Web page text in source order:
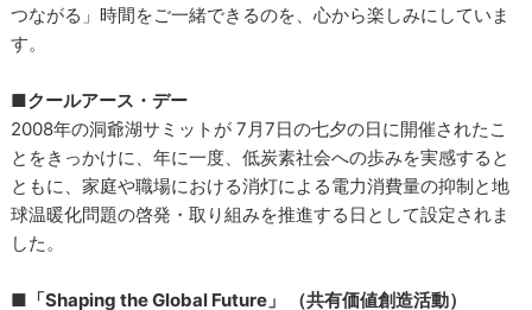
つながる」時間をご一緒できるのを、心から楽しみにしていま
す。
■クールアース・デー
2008年の洞爺湖サミットが 7月7日の七夕の日に開催されたこ
とをきっかけに、年に一度、低炭素社会への歩みを実感すると
ともに、家庭や職場における消灯による電力消費量の抑制と地
球温暖化問題の啓発・取り組みを推進する日として設定されま
した。
■「Shaping the Global Future」 （共有価値創造活動）